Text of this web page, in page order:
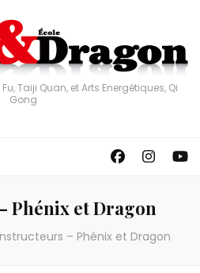
Taiji Quan, et Arts Energétiques, Qi
Gong
Phénix et Dragon
– Phénix et Dragon